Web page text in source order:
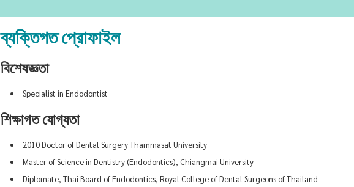
ব্যক্তিগত প্রোফাইল
বিশেষজ্ঞতা
Specialist in Endodontist
শিক্ষাগত যোগ্যতা
2010 Doctor of Dental Surgery Thammasat University
Master of Science in Dentistry (Endodontics), Chiangmai University
Diplomate, Thai Board of Endodontics, Royal College of Dental Surgeons of Thailand